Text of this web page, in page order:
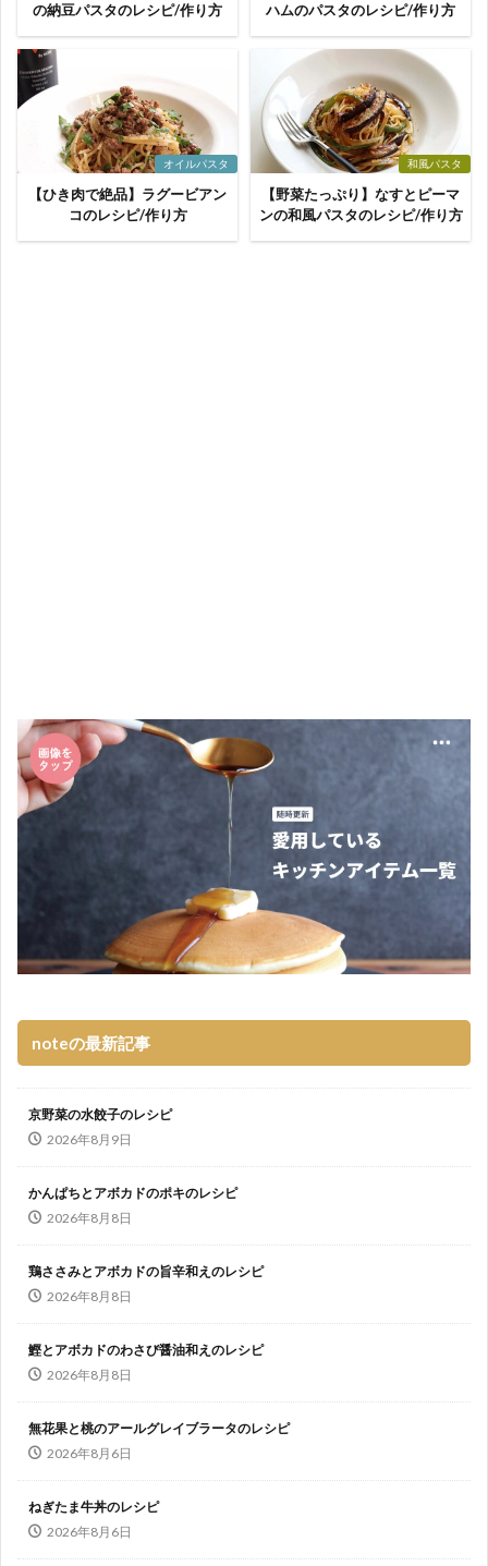
の納豆パスタのレシピ/作り方 ハムのパスタのレシピ/作り方
オイルパスタ
【ひき肉で絶品】ラグービアン
コのレシピ/作り方
和風パスタ
【野菜たっぷり】なすとピーマ
ンの和風パスタのレシピ/作り方
noteの最新記事
京野菜の水餃子のレシピ
2026年8月9日
かんぱちとアボカドのポキのレシピ
2026年8月8日
鶏ささみとアボカドの旨辛和えのレシピ
2026年8月8日
鰹とアボカドのわさび醤油和えのレシピ
2026年8月8日
無花果と桃のアールグレイブラータのレシピ
2026年8月6日
ねぎたま牛丼のレシピ
2026年8月6日